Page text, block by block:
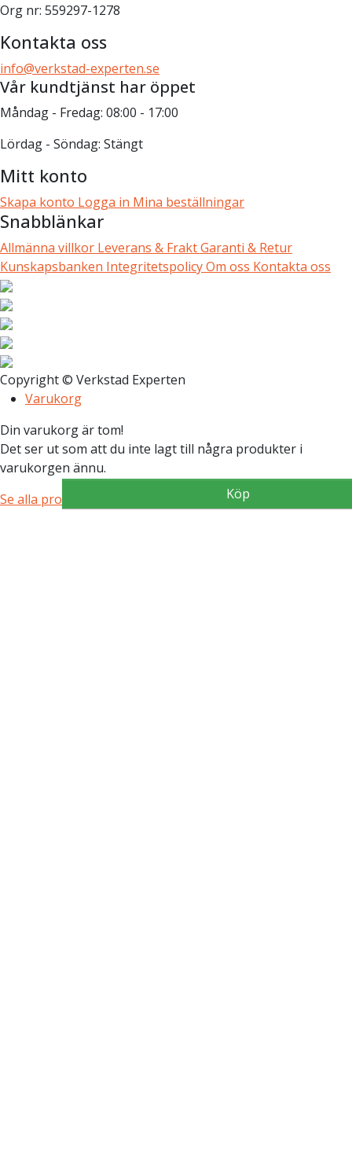
Köp
Köp
Köp
Köp
Org nr: 559297-1278
Kontakta oss
info@verkstad-experten.se
Vår kundtjänst har öppet
Måndag - Fredag: 08:00 - 17:00
Lördag - Söndag: Stängt
Mitt konto
Skapa konto Logga in Mina beställningar
Snabblänkar
Allmänna villkor Leverans & FraktGaranti & Retur
Kunskapsbanken IntegritetspolicyOm oss Kontakta oss
Copyright © Verkstad Experten
Varukorg
Din varukorg är tom!
Det ser ut som att du inte lagt till några produkter i
varukorgen ännu.
Se alla produkter